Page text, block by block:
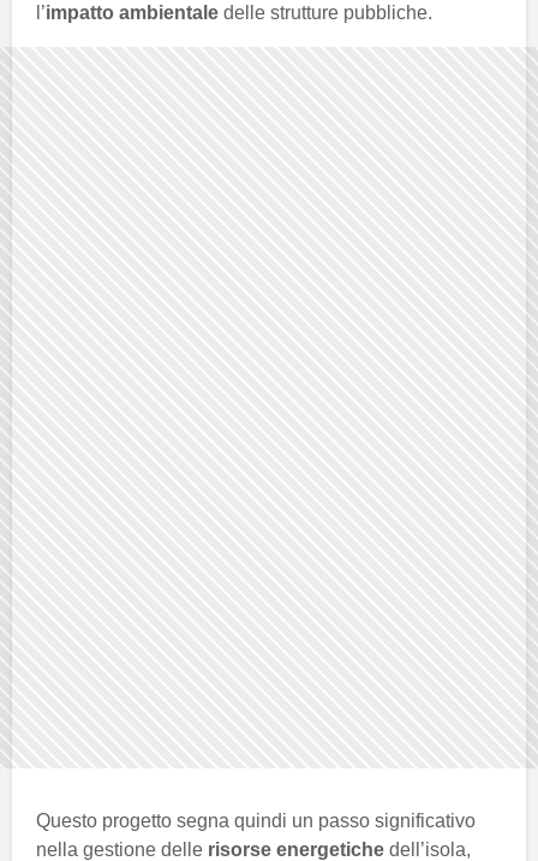
l’impatto ambientale delle strutture pubbliche.
Questo progetto segna quindi un passo significativo
nella gestione delle risorse energetiche dell’isola,